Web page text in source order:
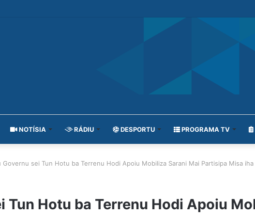
NOTÍSIA RÁDIU DESPORTU PROGRAMA TV
Governu sei Tun Hotu ba Terrenu Hodi Apoiu Mobiliza Sarani Mai Partisipa Misa iha
Tun Hotu ba Terrenu Hodi Apoiu